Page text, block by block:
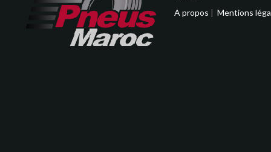
A propos | Mentions